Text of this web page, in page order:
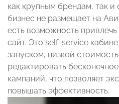
как крупным брендам, так
бизнес не размещает на
есть возможность
сайт. Это self-service
запуском, низкой
редактировать
кампаний, что позволяет
повышать эффективность.